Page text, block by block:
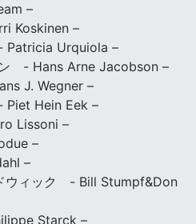
–
Koskinen –
Patricia Urquiola –
- Hans Arne Jacobson –
J. Wegner –
Piet Hein Eek –
Lissoni –
–
–
ウィック - Bill Stumpf&Don
Starck –